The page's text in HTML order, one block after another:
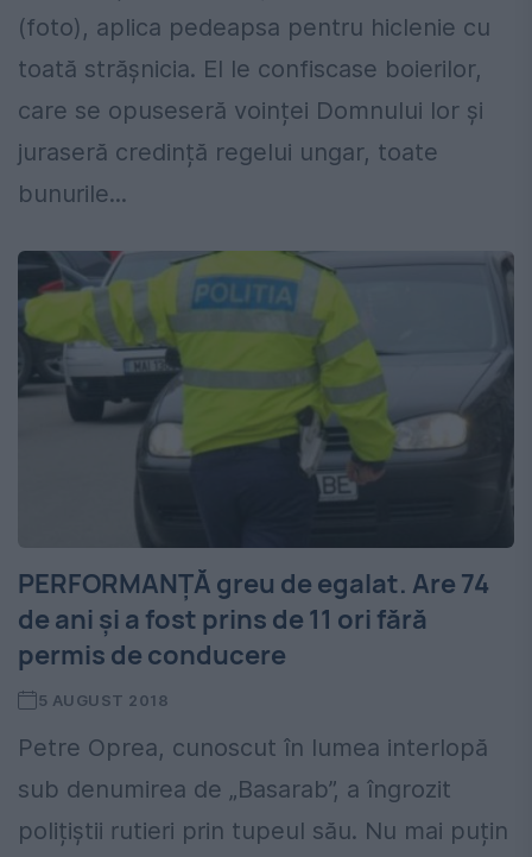
(foto), aplica pedeapsa pentru hiclenie cu
toată strășnicia. El le confiscase boierilor,
care se opuseseră voinței Domnului lor și
juraseră credință regelui ungar, toate
bunurile...
PERFORMANȚĂ greu de egalat. Are 74
de ani și a fost prins de 11 ori fără
permis de conducere
5 AUGUST 2018
Petre Oprea, cunoscut în lumea interlopă
sub denumirea de „Basarab”, a îngrozit
polițiștii rutieri prin tupeul său. Nu mai puțin